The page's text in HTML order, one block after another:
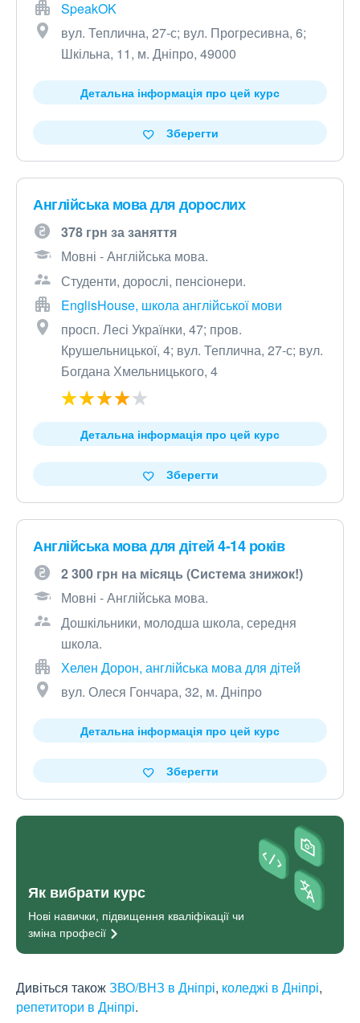
SpeakOK
вул. Теплична, 27-с; вул. Прогресивна, 6;
Шкільна, 11, м. Дніпро, 49000
Детальна інформація про цей курс
Зберегти
Англійська мова для дорослих
378 грн за заняття
Мовні - Англійська мова.
Студенти, дорослі, пенсіонери.
EnglisHouse, школа англійської мови
просп. Лесі Українки, 47; пров.
Крушельницької, 4; вул. Теплична, 27-с; вул.
Богдана Хмельницького, 4
Детальна інформація про цей курс
Зберегти
Англійська мова для дітей 4-14 років
2 300 грн на місяць (Система знижок!)
Мовні - Англійська мова.
Дошкільники, молодша школа, середня
школа.
Хелен Дорон, англійська мова для дітей
вул. Олеся Гончара, 32, м. Дніпро
Детальна інформація про цей курс
Зберегти
Як вибрати курс
Нові навички, підвищення кваліфікації чи
зміна професії
Дивіться такожЗВО/ВНЗ в Дніпрі, коледжі в Дніпрі,
репетитори в Дніпрі.